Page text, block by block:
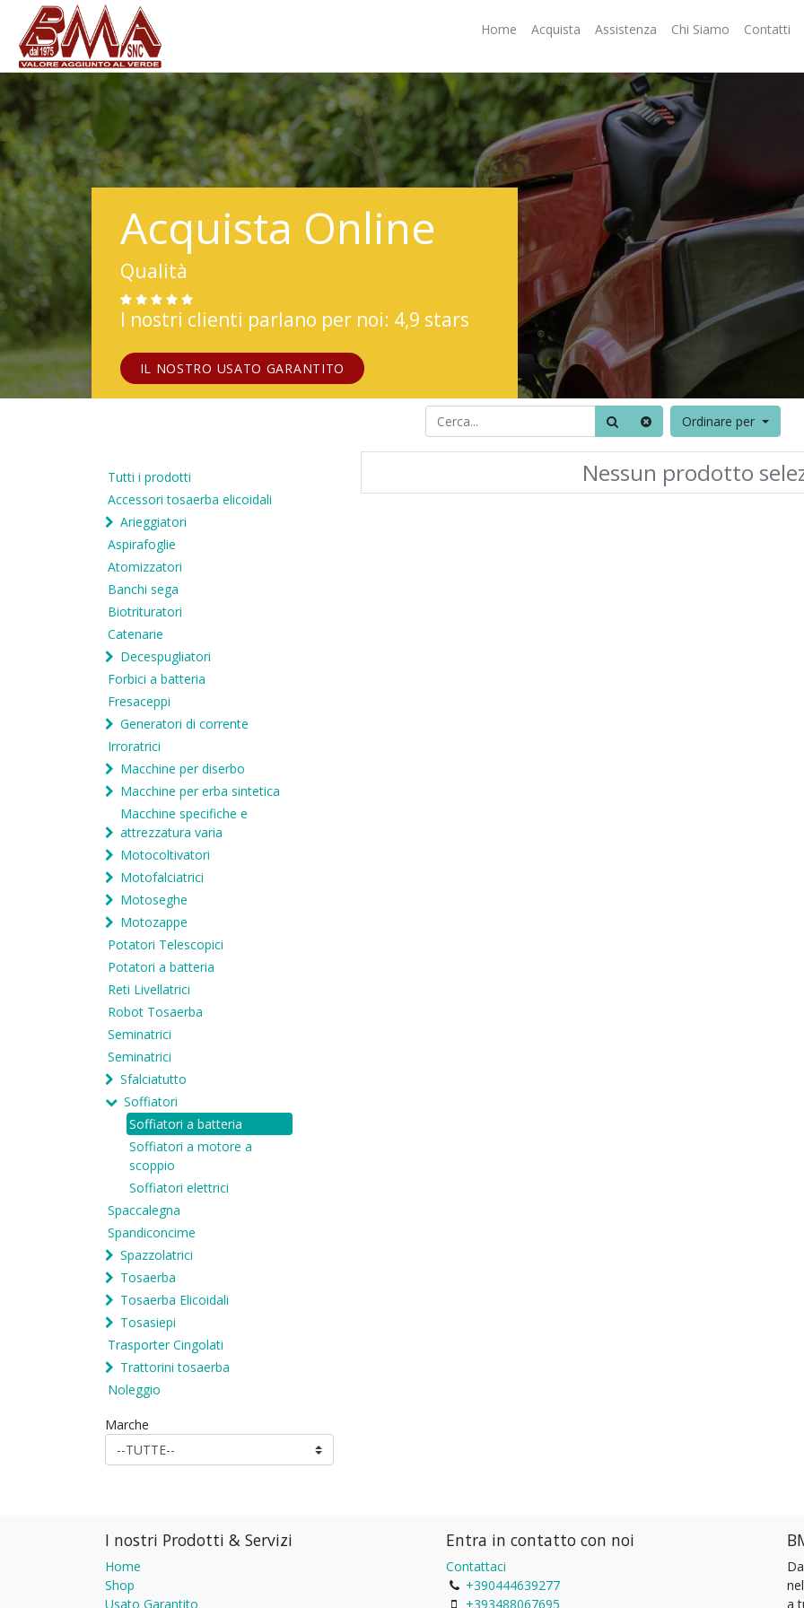
Home Acquista Assistenza Chi Siamo Contatti
Acquista Online
Qualità
I nostri clienti parlano per noi: 4,9 stars
IL NOSTRO USATO GARANTITO
Ordinare per
Tutti i prodotti
Accessori tosaerba elicoidali
Arieggiatori
Aspirafoglie
Atomizzatori
Banchi sega
Biotrituratori
Catenarie
Decespugliatori
Forbici a batteria
Fresaceppi
Generatori di corrente
Irroratrici
Macchine per diserbo
Macchine per erba sintetica
Macchine specifiche e
attrezzatura varia
Motocoltivatori
Motofalciatrici
Motoseghe
Motozappe
Potatori Telescopici
Potatori a batteria
Reti Livellatrici
Robot Tosaerba
Seminatrici
Seminatrici
Sfalciatutto
Soffiatori
Soffiatori a batteria
Soffiatori a motore a
scoppio
Soffiatori elettrici
Spaccalegna
Spandiconcime
Spazzolatrici
Tosaerba
Tosaerba Elicoidali
Tosasiepi
Trasporter Cingolati
Trattorini tosaerba
Noleggio
Marche
Nessun prodotto
I nostri Prodotti & Servizi
Home
Shop
Usato Garantito
Entra in contatto con noi
Contattaci
+390444639277
+393488067695
a